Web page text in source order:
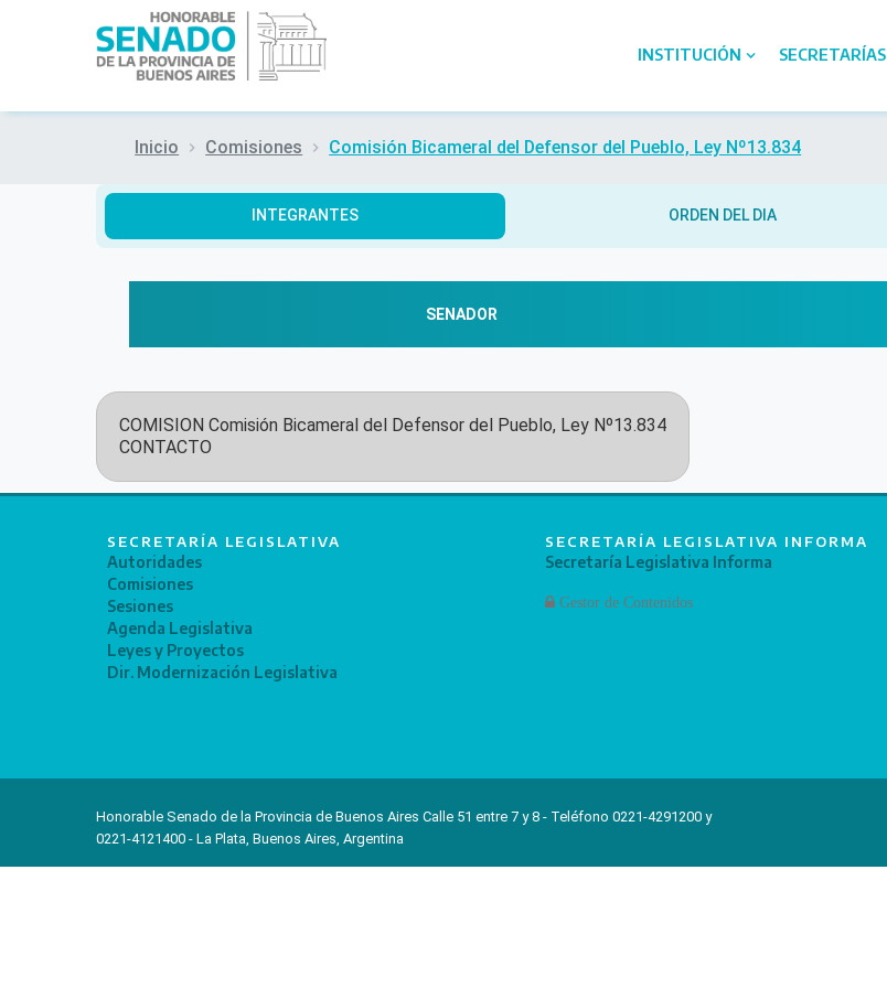
INSTITUCIÓN SECRETARÍAS
Inicio Comisiones Comisión Bicameral del Defensor del Pueblo, Ley Nº13.834
INTEGRANTES ORDEN DEL DIA
SENADOR
COMISION Comisión Bicameral del Defensor del Pueblo, Ley Nº13.834
CONTACTO
Honorable Senado de la Provincia de Buenos Aires Calle 51 entre 7 y 8 - Teléfono 0221-4291200 y
0221-4121400 - La Plata, Buenos Aires, Argentina
SECRETARÍA LEGISLATIVA
Autoridades
Comisiones
Sesiones
Agenda Legislativa
Leyes y Proyectos
Dir. Modernización Legislativa
SECRETARÍA LEGISLATIVA INFORMA
Secretaría Legislativa Informa
Gestor de Contenidos